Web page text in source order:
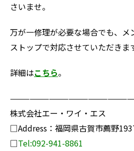
さいませ。
万が一修理が必要な場合でも、メ
ストップで対応させていただきま
詳細はこちら。
株式会社エー・ワイ・エス
□Address：福岡県古賀市薦野
□Tel:092-941-8861